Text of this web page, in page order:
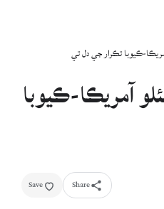
آمريڪا-ڪيوبا
Share
Save